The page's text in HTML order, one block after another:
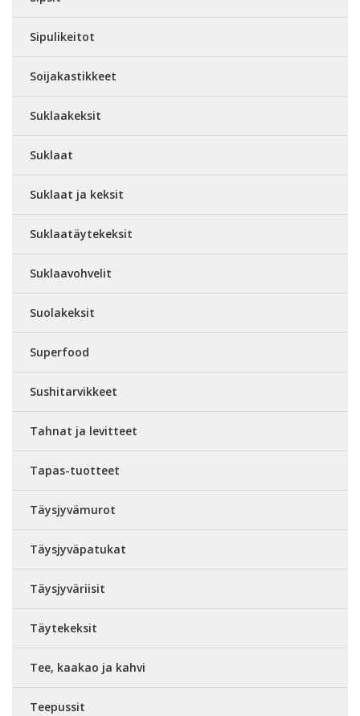
Sipulikeitot
Soijakastikkeet
Suklaakeksit
Suklaat
Suklaat ja keksit
Suklaatäytekeksit
Suklaavohvelit
Suolakeksit
Superfood
Sushitarvikkeet
Tahnat ja levitteet
Tapas-tuotteet
Täysjyvämurot
Täysjyväpatukat
Täysjyväriisit
Täytekeksit
Tee, kaakao ja kahvi
Teepussit